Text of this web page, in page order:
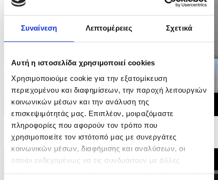
Συναίνεση Λεπτομέρειες Σχετικά
Αυτή η ιστοσελίδα χρησιμοποιεί cookies
Χρησιμοποιούμε cookie για την εξατομίκευση
περιεχομένου και διαφημίσεων, την παροχή λειτουργιών
κοινωνικών μέσων και την ανάλυση της
επισκεψιμότητάς μας. Επιπλέον, μοιραζόμαστε
πληροφορίες που αφορούν τον τρόπο που
χρησιμοποιείτε τον ιστότοπό μας με συνεργάτες
κοινωνικών μέσων, διαφήμισης και αναλύσεων, οι
οποίοι ενδεχομένως να τις συνδυάσουν με άλλες
10/05/2026 11:11
Δήλωση Υπουργού Εσωτερικών - Άτυπη Υπουργική
Συνάντηση για τη Στέγαση